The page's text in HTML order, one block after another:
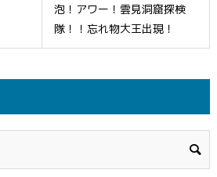
泡！アワー！雲見洞窟探検
隊！！忘れ物大王出現！